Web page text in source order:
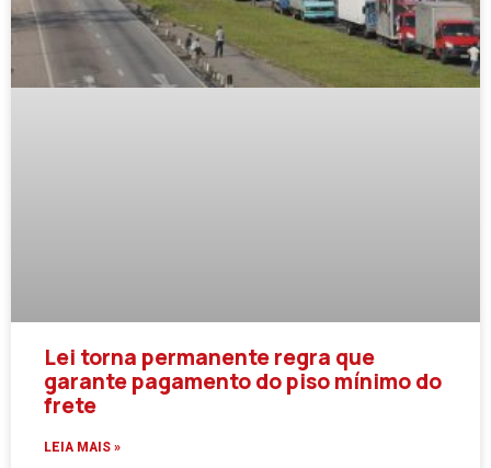
Lei torna permanente regra que
garante pagamento do piso mínimo do
frete
LEIA MAIS »